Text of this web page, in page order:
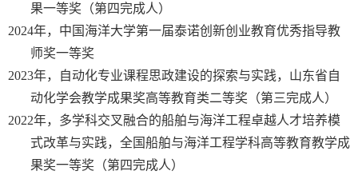
果一等奖（第四完成人）
2024年，中国海洋大学第一届泰诺创新创业教育优秀指导教
师奖一等奖
2023年，自动化专业课程思政建设的探索与实践，山东省自
动化学会教学成果奖高等教育类二等奖（第三完成人）
2022年，多学科交叉融合的船舶与海洋工程卓越人才培养模
式改革与实践，全国船舶与海洋工程学科高等教育教学成
果奖一等奖（第四完成人）